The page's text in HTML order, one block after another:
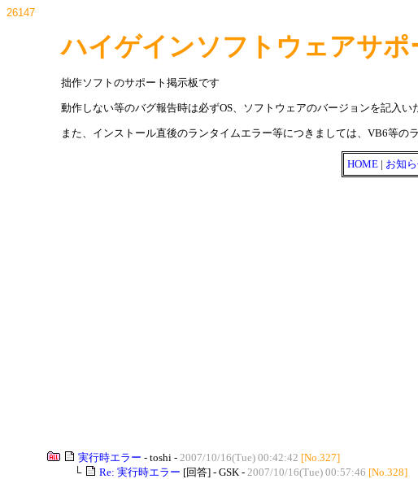
26147
ハイゲインソフトウェアサポ
拙作ソフトのサポート掲示板です
動作しない等のバグ報告時は必ずOS、ソフトウェアのバージョンを記入い
また、インストール直後のランタイムエラー等につきましては、VB6等の
HOME| お知
実行時エラー - toshi - 2007/10/16(Tue) 00:42:42 [No.327]
└
Re: 実行時エラー [回答] - GSK - 2007/10/16(Tue) 00:57:46 [No.328]